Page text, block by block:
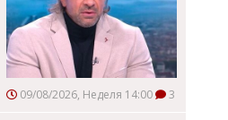
09/08/2026, Неделя 14:00 3